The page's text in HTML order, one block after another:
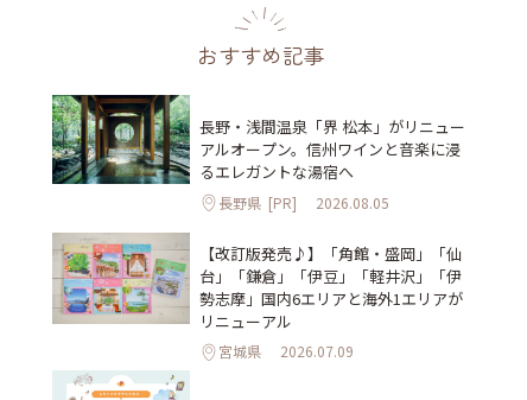
おすすめ記事
長野・浅間温泉「界 松本」がリニュー
アルオープン。信州ワインと音楽に浸
るエレガントな湯宿へ
長野県 [PR] 2026.08.05
【改訂版発売♪】「角館・盛岡」「仙
台」「鎌倉」「伊豆」「軽井沢」「伊
勢志摩」国内6エリアと海外1エリアが
リニューアル
宮城県 2026.07.09